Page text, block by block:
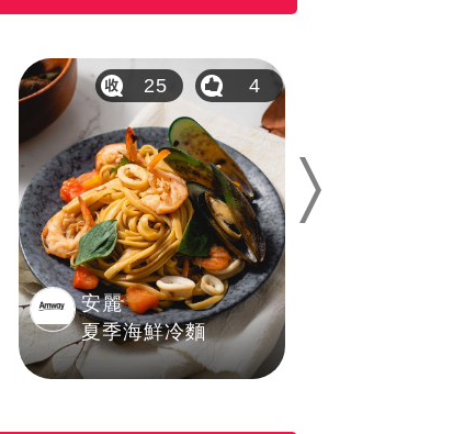
安麗
夏季海鮮冷麵
25 4
Next